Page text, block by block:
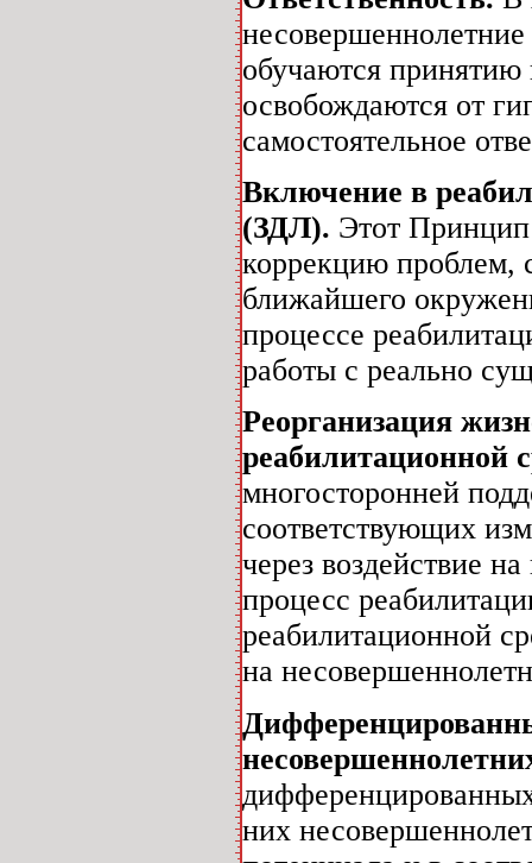
несовершеннолетние
обучаются
освобождаются от
самостоятельное
Включение в
(ЗДЛ). Этот Принцип
коррекцию проблем,
ближайшего
процессе
работы с реально
Реорганизация
реабилитационной
многосторонней
соответствующих
через воздействие
процесс
реабилитационной
на
них